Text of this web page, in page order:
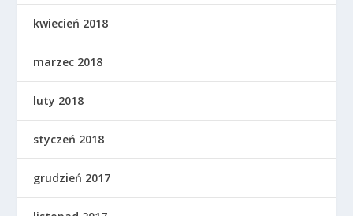
kwiecień 2018
marzec 2018
luty 2018
styczeń 2018
grudzień 2017